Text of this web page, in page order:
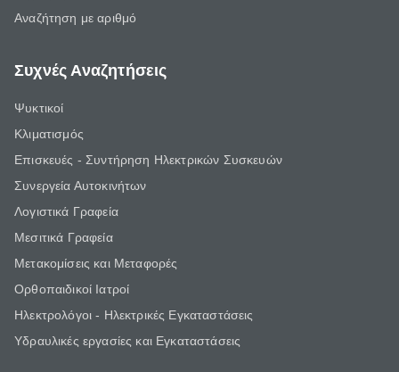
Αναζήτηση με αριθμό
Συχνές Αναζητήσεις
Ψυκτικοί
Κλιματισμός
Επισκευές - Συντήρηση Ηλεκτρικών Συσκευών
Συνεργεία Αυτοκινήτων
Λογιστικά Γραφεία
Μεσιτικά Γραφεία
Μετακομίσεις και Μεταφορές
Ορθοπαιδικοί Ιατροί
Ηλεκτρολόγοι - Ηλεκτρικές Εγκαταστάσεις
Υδραυλικές εργασίες και Εγκαταστάσεις